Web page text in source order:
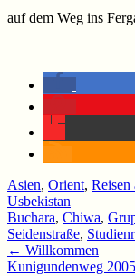
auf dem Weg ins
Asien, Orient, Reisen
Usbekistan
Buchara, Chiwa,
Seidenstraße,
← Willkommen
Kunigundenweg